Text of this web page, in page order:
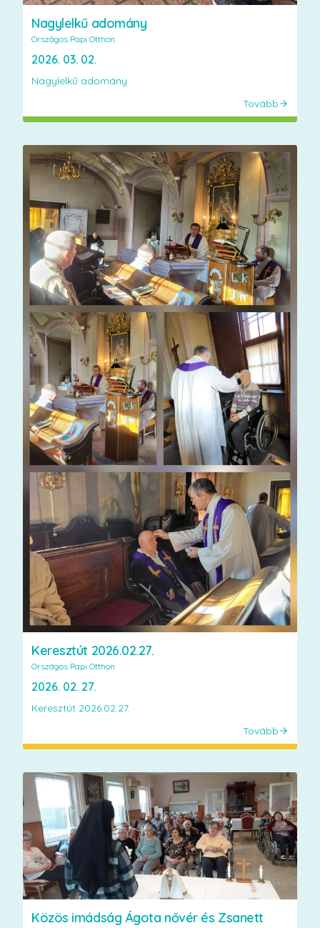
Nagylelkű adomány
Országos Papi Otthon
2026. 03. 02.
Nagylelkű adomány
Tovább
Keresztút 2026.02.27.
Országos Papi Otthon
2026. 02. 27.
Keresztút 2026.02.27.
Tovább
Közös imádság Ágota nővér és Zsanett